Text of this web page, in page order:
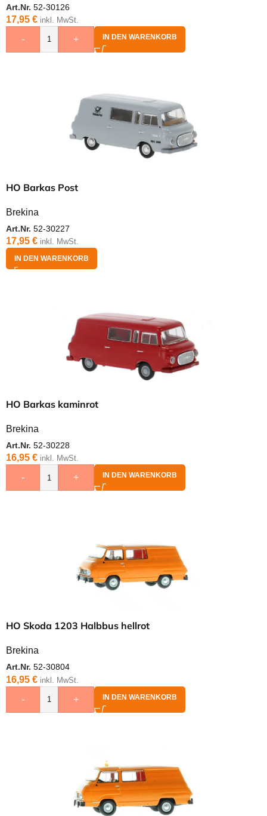
Art.Nr. 52-30126
17,95 € inkl. MwSt.
- + IN DEN WARENKORB
HO Barkas Post
Brekina
Art.Nr. 52-30227
17,95 € inkl. MwSt.
IN DEN WARENKORB
HO Barkas kaminrot
Brekina
Art.Nr. 52-30228
16,95 € inkl. MwSt.
- + IN DEN WARENKORB
HO Skoda 1203 Halbbus hellrot
Brekina
Art.Nr. 52-30804
16,95 € inkl. MwSt.
- + IN DEN WARENKORB